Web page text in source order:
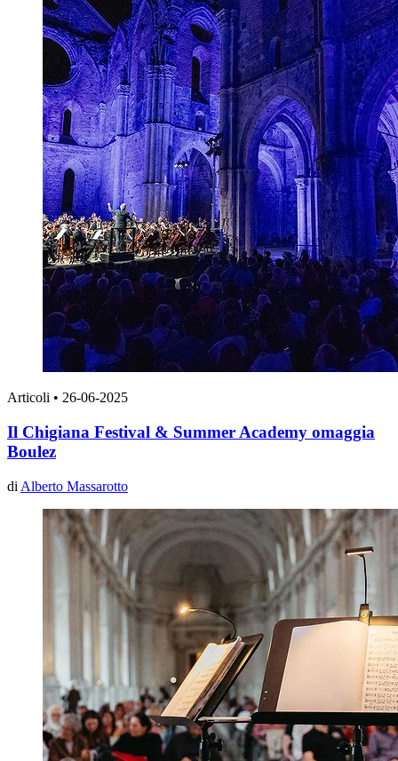
Articoli • 26-06-2025
Il Chigiana Festival & Summer Academy omaggia
Boulez
di Alberto Massarotto